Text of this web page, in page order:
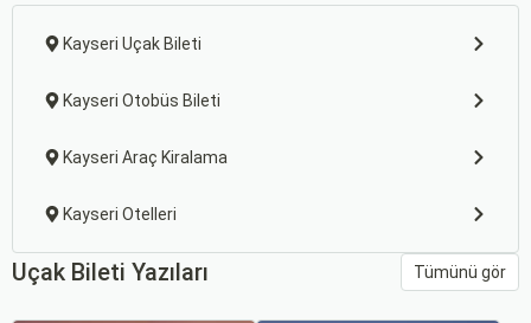
Kayseri Uçak Bileti
Kayseri Otobüs Bileti
Kayseri Araç Kiralama
Kayseri Otelleri
Uçak Bileti Yazıları Tümünü gör